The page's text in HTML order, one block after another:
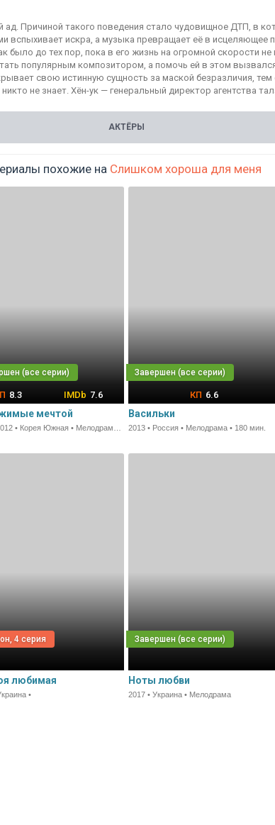
Причиной такого поведения стало чудовищное ДТП, в
вспыхивает искра, а музыка превращает её в исцеляющее
до тех пор, пока в его жизнь на огромной скорости не
популярным композитором, а помочь ей в этом
свою истинную сущность за маской безразличия,
не знает. Хён-ук — генеральный директор агентства
АКТЁРЫ
похожие на Слишком хороша для меня
8.3 7.6
мечтой
6.6
Васильки
2013 • Россия • Мелодрама • 180 мин.
4 серия
любимая
•
Ноты любви
2017 • Украина • Мелодрама